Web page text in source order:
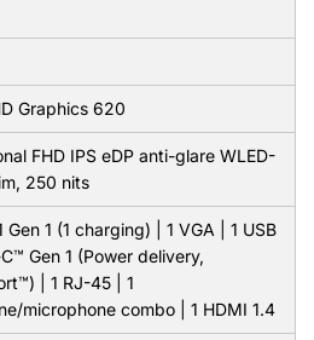
Graphics 620
FHD IPS eDP anti-glare WLED-
250 nits
Gen 1 (1 charging) | 1 VGA | 1 USB
Gen 1 (Power delivery,
| 1 RJ-45 | 1
microphone combo | 1 HDMI 1.4